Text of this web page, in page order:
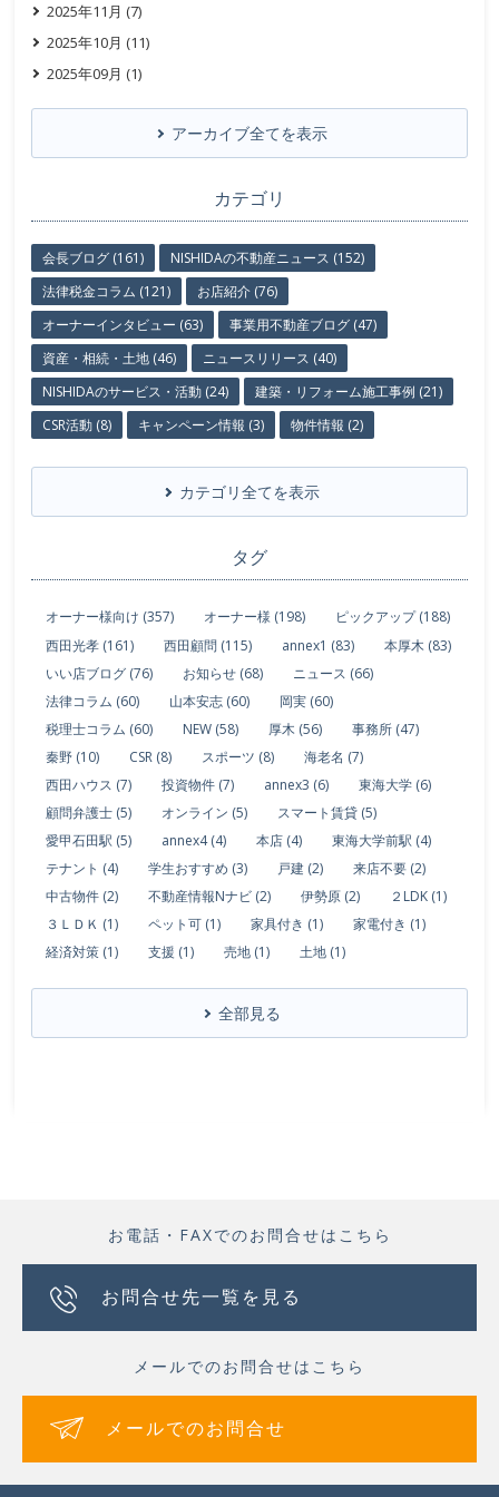
2025年11月 (7)
2025年10月 (11)
2025年09月 (1)
アーカイブ全てを表示
カテゴリ
会長ブログ (161)
NISHIDAの不動産ニュース (152)
法律税金コラム (121)
お店紹介 (76)
オーナーインタビュー (63)
事業用不動産ブログ (47)
資産・相続・土地 (46)
ニュースリリース (40)
NISHIDAのサービス・活動 (24)
建築・リフォーム施工事例 (21)
CSR活動 (8)
キャンペーン情報 (3) 物件情報 (2)
カテゴリ全てを表示
タグ
オーナー様向け (357) オーナー様 (198)
ピックアップ (188)
西田光孝 (161)
西田顧問 (115) annex1 (83)
本厚木 (83)
いい店ブログ (76)
お知らせ (68)
ニュース (66)
法律コラム (60)
山本安志 (60)
岡実 (60)
税理士コラム (60)
NEW (58) 厚木 (56)
事務所 (47)
秦野 (10)
CSR (8) スポーツ (8)
海老名 (7)
西田ハウス (7)
投資物件 (7) annex3 (6)
東海大学 (6)
顧問弁護士 (5)
オンライン (5)
スマート賃貸 (5)
愛甲石田駅 (5)
annex4 (4) 本店 (4)
東海大学前駅 (4)
テナント (4)
学生おすすめ (3) 戸建 (2)
来店不要 (2)
中古物件 (2)
不動産情報Nナビ (2) 伊勢原 (2)
２LDK (1)
３ＬＤＫ (1)
ペット可 (1) 家具付き (1)
家電付き (1)
経済対策 (1)
支援 (1) 売地 (1) 土地 (1)
全部見る
お電話・FAXでのお問合せはこちら
お問合せ先一覧を見る
メールでのお問合せはこちら
メールでのお問合せ